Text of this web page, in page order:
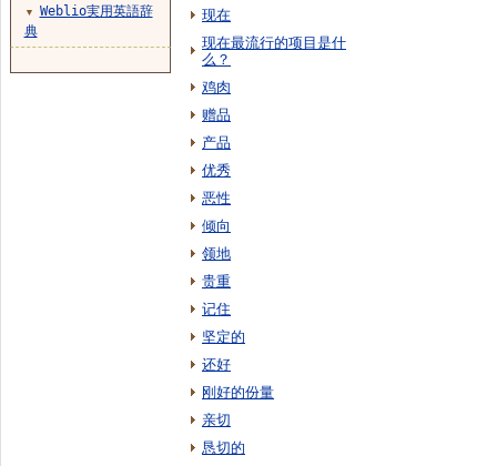
现在
现在最流行的项目是什
么？
鸡肉
赠品
产品
优秀
恶性
倾向
领地
贵重
记住
坚定的
还好
刚好的份量
亲切
恳切的
▼
Weblio実用英語辞
典